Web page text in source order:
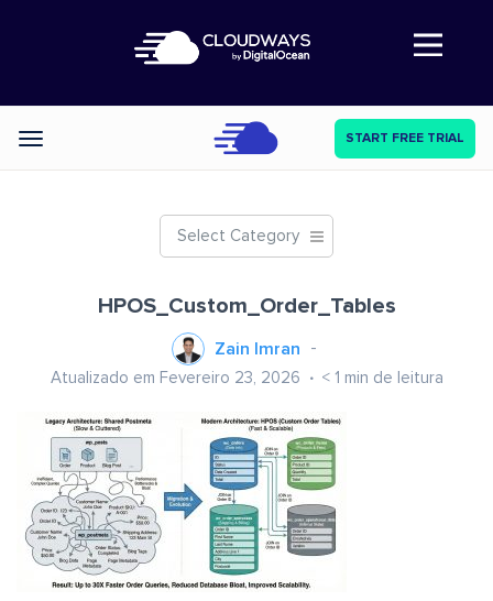
Abre a navegação
Categories START FREE TRIAL
Select Category
HPOS_Custom_Order_Tables
Zain Imran
Atualizado em Fevereiro 23, 2026 < 1 min de leitura